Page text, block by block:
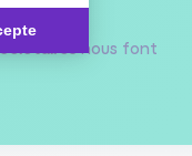
nous font